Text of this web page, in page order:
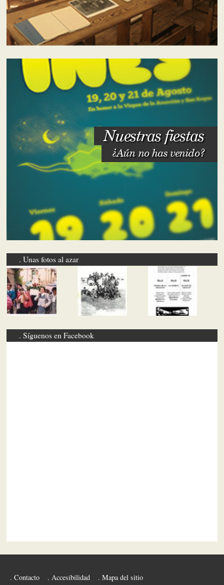
Nuestras fiestas
¿Aún no has venido?
Unas fotos al azar
Síguenos en Facebook
Contacto Accesibilidad Mapa del sitio